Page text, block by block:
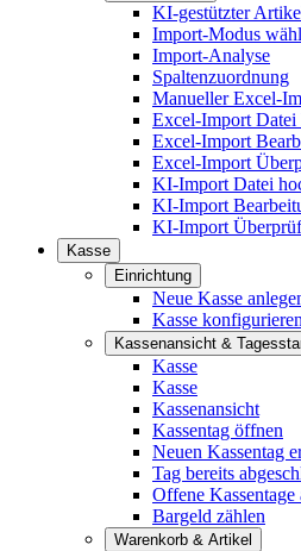
KI-gestützter
Import-Modus
Import-Analyse
Spaltenzuordnung
Manueller Excel-
Excel-Import Datei
Excel-Import
Excel-Import
KI-Import Datei
KI-Import
KI-Import
Kasse
Einrichtung
Neue Kasse
Kasse konfigurieren
Kassenansicht &
Kasse
Kasse
Kassenansicht
Kassentag öffnen
Neuen Kassentag
Tag bereits
Offene Kassentage
Bargeld zählen
Warenkorb & Artikel